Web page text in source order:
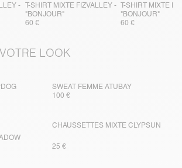
- T-SHIRT MIXTE FIZVALLEY -
"BONJOUR"
60 €
T-SHIRT MIXTE
"BONJOUR"
60 €
LOOK
SWEAT FEMME ATUBAY
100 €
CHAUSSETTES MIXTE CLYPSUN
25 €